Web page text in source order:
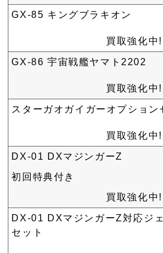
GX-85 キングブラキオン
買取強化中!
GX-86 宇宙戦艦ヤマト2202
買取強化中!
スターガオガイガーオプション
買取強化中!
DX-01 DXマジンガーZ
初回特典付き
買取強化中!
DX-01 DXマジンガーZ対応ジ
セット